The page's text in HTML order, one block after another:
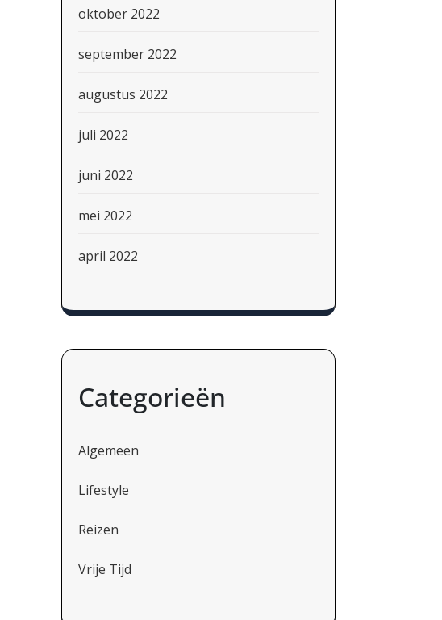
oktober 2022
september 2022
augustus 2022
juli 2022
juni 2022
mei 2022
april 2022
Categorieën
Algemeen
Lifestyle
Reizen
Vrije Tijd